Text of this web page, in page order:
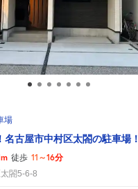
場
古屋市中村区太閤の駐車場！
徒歩 11～16分
閤5-6-8